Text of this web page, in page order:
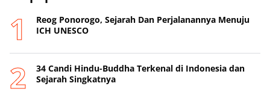
Reog Ponorogo, Sejarah Dan Perjalanannya Menuju
ICH UNESCO
34 Candi Hindu-Buddha Terkenal di Indonesia dan
Sejarah Singkatnya